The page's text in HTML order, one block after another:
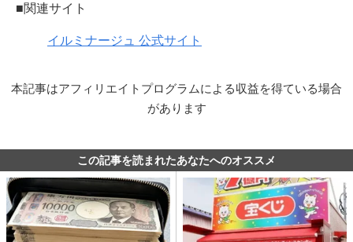
■関連サイト
イルミナージュ 公式サイト
本記事はアフィリエイトプログラムによる収益を得ている場合
があります
この記事を読まれたあなたへのオススメ